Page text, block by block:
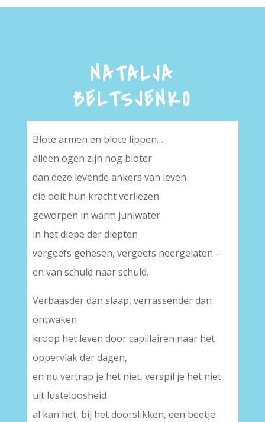
NATALJA
BELTSJENKO
Blote armen en blote lippen…
alleen ogen zijn nog bloter
dan deze levende ankers van leven
die ooit hun kracht verliezen
geworpen in warm juniwater
in het diepe der diepten
vergeefs gehesen, vergeefs neergelaten –
en van schuld naar schuld.
Verbaasder dan slaap, verrassender dan
ontwaken
kroop het leven door capillairen naar het
oppervlak der dagen,
en nu vertrap je het niet, verspil je het niet
uit lusteloosheid
al kan het, bij het doorslikken, een beetje